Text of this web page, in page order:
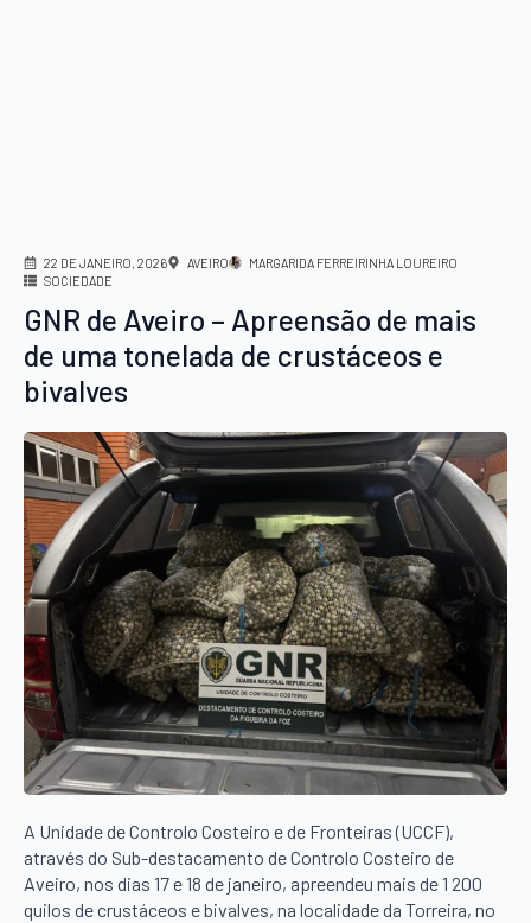
22 DE JANEIRO, 2026 AVEIRO
MARGARIDA FERREIRINHA LOUREIRO
SOCIEDADE
GNR de Aveiro – Apreensão de mais
de uma tonelada de crustáceos e
bivalves
A Unidade de Controlo Costeiro e de Fronteiras (UCCF),
através do Sub-destacamento de Controlo Costeiro de
Aveiro, nos dias 17 e 18 de janeiro, apreendeu mais de 1 200
quilos de crustáceos e bivalves, na localidade da Torreira, no